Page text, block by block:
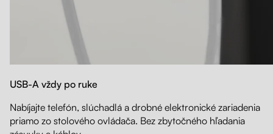
USB-A vždy po ruke
Nabíjajte telefón, slúchadlá a drobné elektronické zariadenia
priamo zo stolového ovládača. Bez zbytočného hľadania